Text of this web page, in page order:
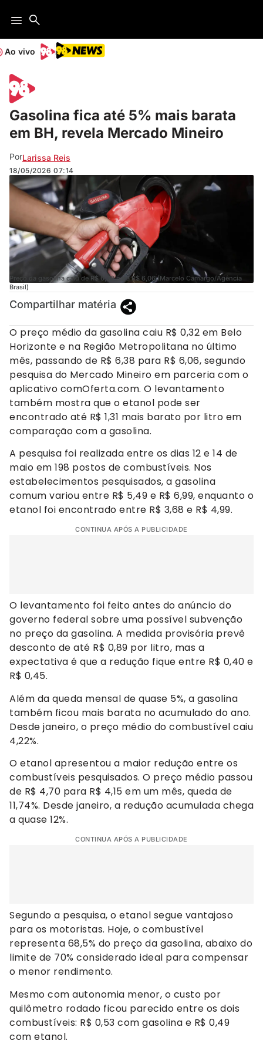
Ao vivo
Gasolina fica até 5% mais barata
em BH, revela Mercado Mineiro
PorLarissa Reis
18/05/2026 07:14
Preço da gasolina caiu de R$ 6,38 para R$ 6,06 (Marcelo Camargo/Agência
Brasil)
Compartilhar matéria
O preço médio da gasolina caiu R$ 0,32 em Belo
Horizonte e na Região Metropolitana no último
mês, passando de R$ 6,38 para R$ 6,06, segundo
pesquisa do Mercado Mineiro em parceria com o
aplicativo comOferta.com. O levantamento
também mostra que o etanol pode ser
encontrado até R$ 1,31 mais barato por litro em
comparação com a gasolina.
A pesquisa foi realizada entre os dias 12 e 14 de
maio em 198 postos de combustíveis. Nos
estabelecimentos pesquisados, a gasolina
comum variou entre R$ 5,49 e R$ 6,99, enquanto o
etanol foi encontrado entre R$ 3,68 e R$ 4,99.
CONTINUA APÓS A PUBLICIDADE
O levantamento foi feito antes do anúncio do
governo federal sobre uma possível subvenção
no preço da gasolina. A medida provisória prevê
desconto de até R$ 0,89 por litro, mas a
expectativa é que a redução fique entre R$ 0,40 e
R$ 0,45.
Além da queda mensal de quase 5%, a gasolina
também ficou mais barata no acumulado do ano.
Desde janeiro, o preço médio do combustível caiu
4,22%.
O etanol apresentou a maior redução entre os
combustíveis pesquisados. O preço médio passou
de R$ 4,70 para R$ 4,15 em um mês, queda de
11,74%. Desde janeiro, a redução acumulada chega
a quase 12%.
CONTINUA APÓS A PUBLICIDADE
Segundo a pesquisa, o etanol segue vantajoso
para os motoristas. Hoje, o combustível
representa 68,5% do preço da gasolina, abaixo do
limite de 70% considerado ideal para compensar
o menor rendimento.
Mesmo com autonomia menor, o custo por
quilômetro rodado ficou parecido entre os dois
combustíveis: R$ 0,53 com gasolina e R$ 0,49
com etanol.